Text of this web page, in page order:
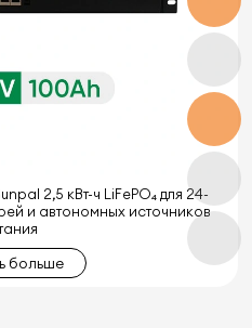
2,5 кВт-ч LiFePO₄ для 24-
и автономных источников
больше